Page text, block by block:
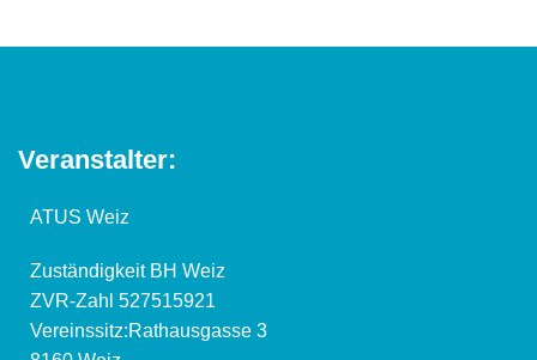
Veranstalter:
ATUS Weiz
Zuständigkeit BH Weiz
ZVR-Zahl 527515921
Vereinssitz:Rathausgasse 3